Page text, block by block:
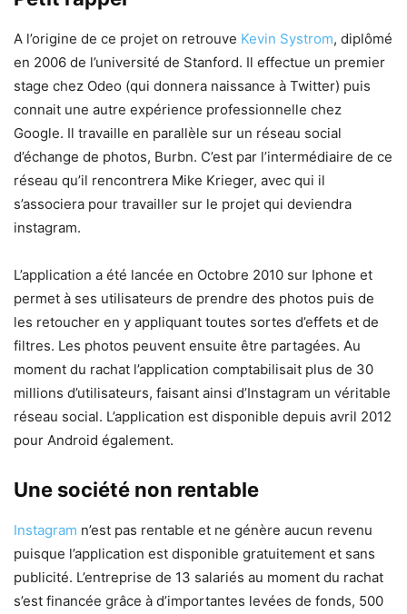
A l’origine de ce projet on retrouve Kevin Systrom, diplômé
en 2006 de l’université de Stanford. Il effectue un premier
stage chez Odeo (qui donnera naissance à Twitter) puis
connait une autre expérience professionnelle chez
Google. Il travaille en parallèle sur un réseau social
d’échange de photos, Burbn. C’est par l’intermédiaire de ce
réseau qu’il rencontrera Mike Krieger, avec qui il
s’associera pour travailler sur le projet qui deviendra
instagram.
L’application a été lancée en Octobre 2010 sur Iphone et
permet à ses utilisateurs de prendre des photos puis de
les retoucher en y appliquant toutes sortes d’effets et de
filtres. Les photos peuvent ensuite être partagées. Au
moment du rachat l’application comptabilisait plus de 30
millions d’utilisateurs, faisant ainsi d’Instagram un véritable
réseau social. L’application est disponible depuis avril 2012
pour Android également.
Une société non rentable
Instagram n’est pas rentable et ne génère aucun revenu
puisque l’application est disponible gratuitement et sans
publicité. L’entreprise de 13 salariés au moment du rachat
s’est financée grâce à d’importantes levées de fonds, 500